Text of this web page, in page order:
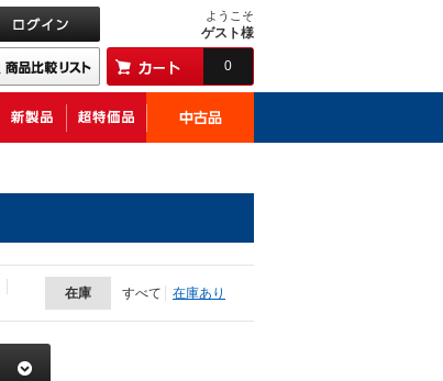
ようこそ
ゲスト様
0
在庫 すべて 在庫あり